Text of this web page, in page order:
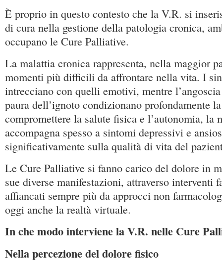
È proprio in questo contesto che la V.R. si
di cura nella gestione della patologia cronica,
occupano le Cure Palliative.
La malattia cronica rappresenta, nella maggior
momenti più difficili da affrontare nella vita. I
intrecciano con quelli emotivi, mentre
paura dell’ignoto condizionano profondamente
compromettere la salute fisica e l’autonomia, la
accompagna spesso a sintomi depressivi e
significativamente sulla qualità di vita del
Le Cure Palliative si fanno carico del dolore in
sue diverse manifestazioni, attraverso interventi
affiancati sempre più da approcci non
oggi anche la realtà virtuale.
In che modo interviene la V.R. nelle Cure
Nella percezione del dolore fisico